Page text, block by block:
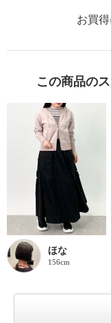
お買
この商品の
ほな
156cm